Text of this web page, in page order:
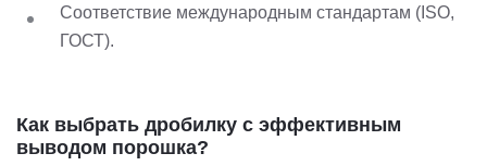
Соответствие международным стандартам (ISO,
ГОСТ).
Как выбрать дробилку с эффективным
выводом порошка?